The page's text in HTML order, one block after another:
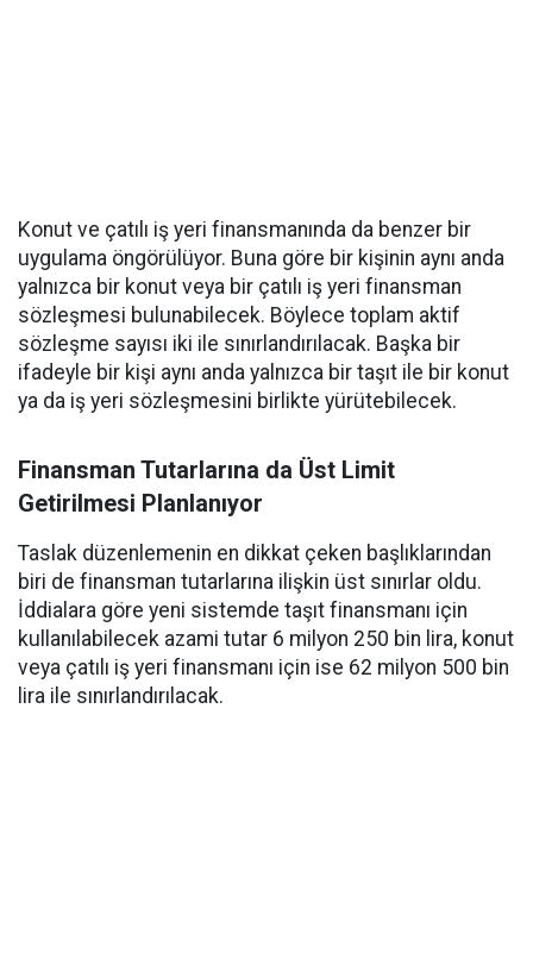
Konut ve çatılı iş yeri finansmanında da benzer bir
uygulama öngörülüyor. Buna göre bir kişinin aynı anda
yalnızca bir konut veya bir çatılı iş yeri finansman
sözleşmesi bulunabilecek. Böylece toplam aktif
sözleşme sayısı iki ile sınırlandırılacak. Başka bir
ifadeyle bir kişi aynı anda yalnızca bir taşıt ile bir konut
ya da iş yeri sözleşmesini birlikte yürütebilecek.
Finansman Tutarlarına da Üst Limit
Getirilmesi Planlanıyor
Taslak düzenlemenin en dikkat çeken başlıklarından
biri de finansman tutarlarına ilişkin üst sınırlar oldu.
İddialara göre yeni sistemde taşıt finansmanı için
kullanılabilecek azami tutar 6 milyon 250 bin lira, konut
veya çatılı iş yeri finansmanı için ise 62 milyon 500 bin
lira ile sınırlandırılacak.